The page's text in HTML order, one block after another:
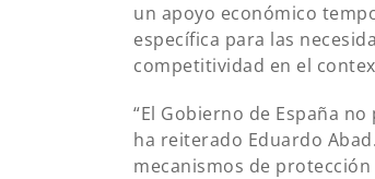
un apoyo económico
específica para las
competitividad en el
“El Gobierno de España
ha reiterado Eduardo
mecanismos de